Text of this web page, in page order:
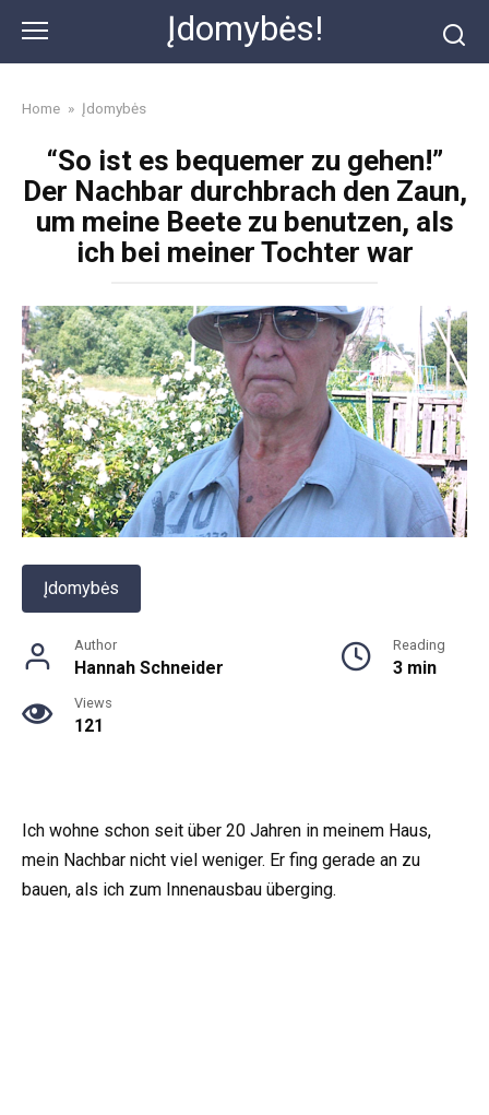
content
Įdomybės!
Home » Įdomybės
“So ist es bequemer zu gehen!”
Der Nachbar durchbrach den Zaun,
um meine Beete zu benutzen, als
ich bei meiner Tochter war
Įdomybės
Author
Hannah Schneider
Reading
3 min
Views
121
Ich wohne schon seit über 20 Jahren in meinem Haus,
mein Nachbar nicht viel weniger. Er fing gerade an zu
bauen, als ich zum Innenausbau überging.